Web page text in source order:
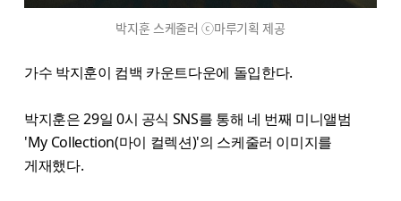
박지훈 스케줄러 ⓒ마루기획 제공
가수 박지훈이 컴백 카운트다운에 돌입한다.
박지훈은 29일 0시 공식 SNS를 통해 네 번째 미니앨범
'My Collection(마이 컬렉션)'의 스케줄러 이미지를
게재했다.